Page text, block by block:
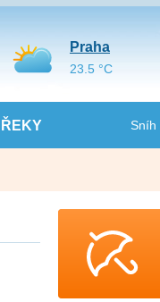
ŘEKY Sníh
Praha
23.5 °C